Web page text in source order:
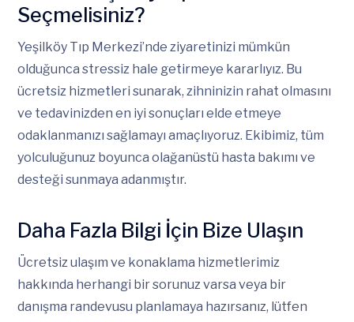
Seçmelisiniz?
Yeşilköy Tıp Merkezi’nde ziyaretinizi mümkün
olduğunca stressiz hale getirmeye kararlıyız. Bu
ücretsiz hizmetleri sunarak, zihninizin rahat olmasını
ve tedavinizden en iyi sonuçları elde etmeye
odaklanmanızı sağlamayı amaçlıyoruz. Ekibimiz, tüm
yolculuğunuz boyunca olağanüstü hasta bakımı ve
desteği sunmaya adanmıştır.
Daha Fazla Bilgi İçin Bize Ulaşın
Ücretsiz ulaşım ve konaklama hizmetlerimiz
hakkında herhangi bir sorunuz varsa veya bir
danışma randevusu planlamaya hazırsanız, lütfen